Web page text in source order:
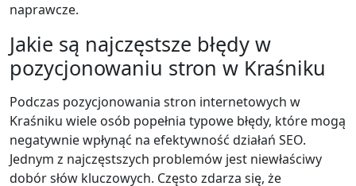
naprawcze.
Jakie są najczęstsze błędy w
pozycjonowaniu stron w Kraśniku
Podczas pozycjonowania stron internetowych w
Kraśniku wiele osób popełnia typowe błędy, które mogą
negatywnie wpłynąć na efektywność działań SEO.
Jednym z najczęstszych problemów jest niewłaściwy
dobór słów kluczowych. Często zdarza się, że